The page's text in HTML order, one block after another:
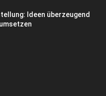
Ideen überzeugend